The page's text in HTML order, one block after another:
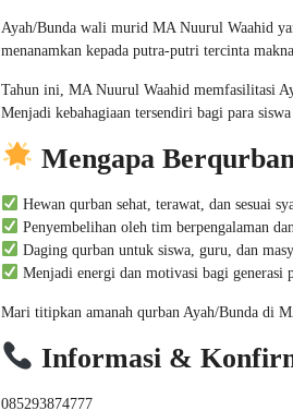
Ayah/Bunda wali murid MA Nuurul Waahid
menanamkan kepada putra-putri tercinta
Tahun ini, MA Nuurul Waahid memfasilitasi
Menjadi kebahagiaan tersendiri bagi para
Mengapa
Hewan qurban sehat, terawat, dan sesuai
Penyembelihan oleh tim berpengalaman
Daging qurban untuk siswa, guru, dan
Menjadi energi dan motivasi bagi generasi
Mari titipkan amanah qurban Ayah/Bunda di
Informasi &
085293874777